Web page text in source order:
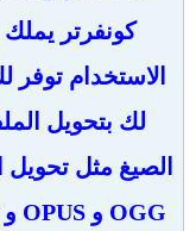
كونفرتر
الاستخدام توفر
لك بتحويل